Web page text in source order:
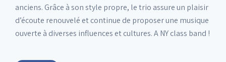
anciens. Grâce à son style propre, le trio assure un plaisir
d’écoute renouvelé et continue de proposer une musique
ouverte à diverses influences et cultures. A NY class band !